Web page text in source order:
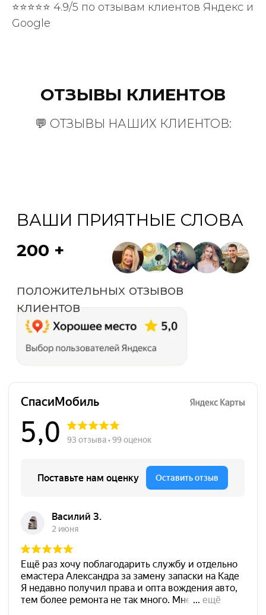
⭐⭐⭐⭐⭐ 4.9/5 по отзывам клиентов Яндекс и
Google
ОТЗЫВЫ КЛИЕНТОВ
💬 ОТЗЫВЫ НАШИХ КЛИЕНТОВ:
СпасиМобиль на карте Санкт‑Петербурга — Яндекс Карты